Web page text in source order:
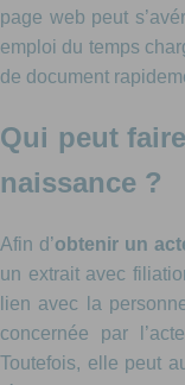
page web peut
emploi du temps
de document
Qui peut
naissance ?
Afin d’obtenir un
un extrait avec
lien avec la
concernée par
Toutefois, elle peut